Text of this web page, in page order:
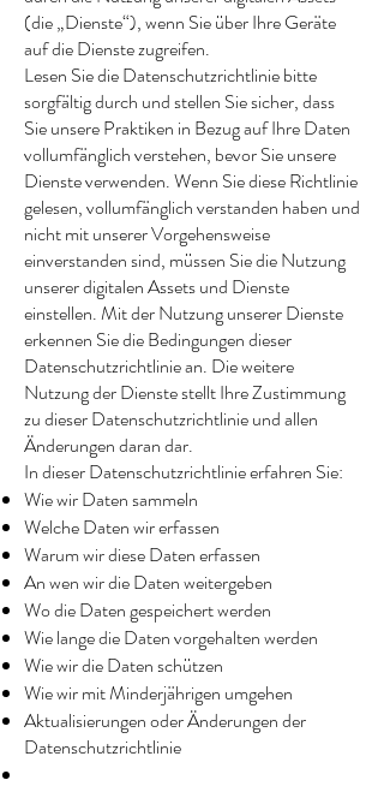
(die „Dienste“), wenn Sie über Ihre Geräte
auf die Dienste zugreifen.
Lesen Sie die Datenschutzrichtlinie bitte
sorgfältig durch und stellen Sie sicher, dass
Sie unsere Praktiken in Bezug auf Ihre Daten
vollumfänglich verstehen, bevor Sie unsere
Dienste verwenden. Wenn Sie diese Richtlinie
gelesen, vollumfänglich verstanden haben und
nicht mit unserer Vorgehensweise
einverstanden sind, müssen Sie die Nutzung
unserer digitalen Assets und Dienste
einstellen. Mit der Nutzung unserer Dienste
erkennen Sie die Bedingungen dieser
Datenschutzrichtlinie an. Die weitere
Nutzung der Dienste stellt Ihre Zustimmung
zu dieser Datenschutzrichtlinie und allen
Änderungen daran dar.
In dieser Datenschutzrichtlinie erfahren Sie:
Wie wir Daten sammeln
Welche Daten wir erfassen
Warum wir diese Daten erfassen
An wen wir die Daten weitergeben
Wo die Daten gespeichert werden
Wie lange die Daten vorgehalten werden
Wie wir die Daten schützen
Wie wir mit Minderjährigen umgehen
Aktualisierungen oder Änderungen der
Datenschutzrichtlinie